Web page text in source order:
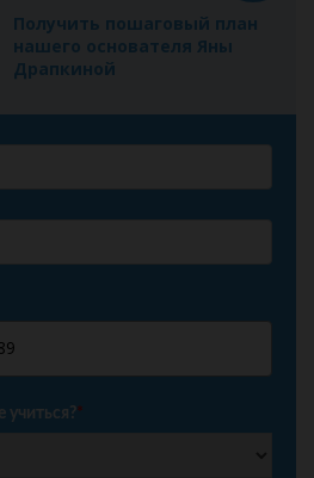
Получить пошаговый план
нашего основателя Яны
Драпкиной
учиться?*